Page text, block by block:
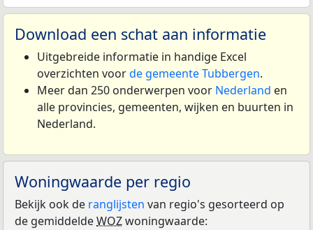
Download een schat aan informatie
Uitgebreide informatie in handige Excel
overzichten voorde gemeente Tubbergen.
Meer dan 250 onderwerpen voor Nederland en
alle provincies, gemeenten, wijken en buurten in
Nederland.
Woningwaarde per regio
Bekijk ook de ranglijsten van regio's gesorteerd op
de gemiddeldeWOZwoningwaarde: